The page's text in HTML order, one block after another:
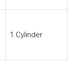
1 Cylinder